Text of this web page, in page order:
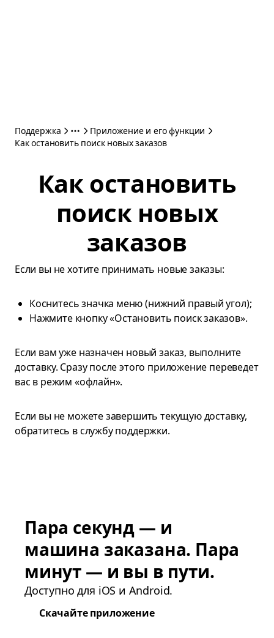
Поддержка
Приложение и его функции
Как остановить поиск новых заказов
Как остановить
поиск новых
заказов
Если вы не хотите принимать новые заказы:
Коснитесь значка меню (нижний правый угол);
Нажмите кнопку «Остановить поиск заказов».
Если вам уже назначен новый заказ, выполните
доставку. Сразу после этого приложение переведет
вас в режим «офлайн».
Если вы не можете завершить текущую доставку,
обратитесь в службу поддержки.
Пара секунд — и
машина заказана. Пара
минут — и вы в пути.
Доступно для iOS и Android.
Скачайте приложение